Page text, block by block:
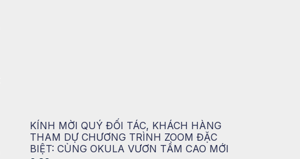
KÍNH MỜI QUÝ ĐỐI TÁC, KHÁCH HÀNG
THAM DỰ CHƯƠNG TRÌNH ZOOM ĐẶC
BIỆT: CÙNG OKULA VƯƠN TẦM CAO MỚI